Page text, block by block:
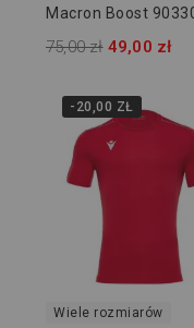
Macron Boost
75,00 zł 49,00 zł
-20,00 ZŁ
Wiele rozmiarów